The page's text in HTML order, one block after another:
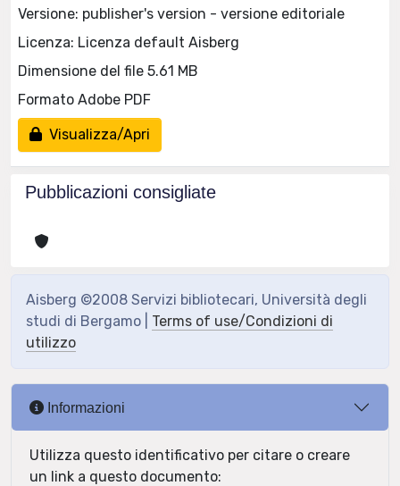
Versione: publisher's version - versione editoriale
Licenza: Licenza default Aisberg
Dimensione del file 5.61 MB
Formato Adobe PDF
Visualizza/Apri
Pubblicazioni consigliate
Aisberg ©2008 Servizi bibliotecari, Università degli
studi di Bergamo | Terms of use/Condizioni di
utilizzo
Informazioni
Utilizza questo identificativo per citare o creare
un link a questo documento: